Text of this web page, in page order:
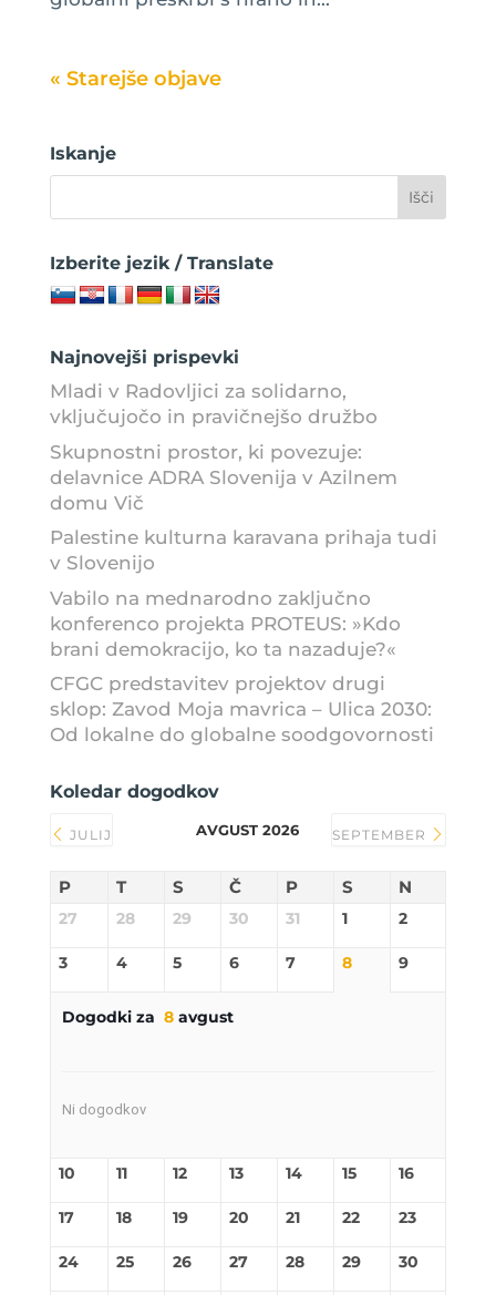
« Older Entries
Iskanje
Izberite jezik / Translate
Najnovejši prispevki
Mladi v Radovljici za solidarno,
vključujočo in pravičnejšo družbo
Skupnostni prostor, ki povezuje:
delavnice ADRA Slovenija v Azilnem
domu Vič
Palestine kulturna karavana prihaja tudi
v Slovenijo
Vabilo na mednarodno zaključno
konferenco projekta PROTEUS: »Kdo
brani demokracijo, ko ta nazaduje?«
CFGC predstavitev projektov drugi
sklop: Zavod Moja mavrica – Ulica 2030:
Od lokalne do globalne soodgovornosti
Koledar dogodkov
JULIJ AVGUST 2026 SEPTEMBER
P T S Č P S N
27 28 29 30 31 1 2
3 4 5 6 7 8 9
Dogodki za 8avgust
Ni dogodkov
10 11 12 13 14 15 16
17 18 19 20 21 22 23
24 25 26 27 28 29 30